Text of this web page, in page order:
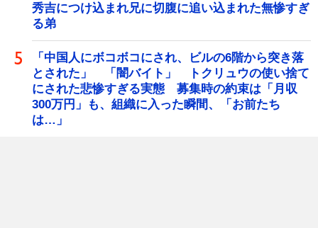
秀吉につけ込まれ兄に切腹に追い込まれた無惨すぎ
る弟
「中国人にボコボコにされ、ビルの6階から突き落
とされた」 「闇バイト」 トクリュウの使い捨て
にされた悲惨すぎる実態 募集時の約束は「月収
300万円」も、組織に入った瞬間、「お前たち
は…」